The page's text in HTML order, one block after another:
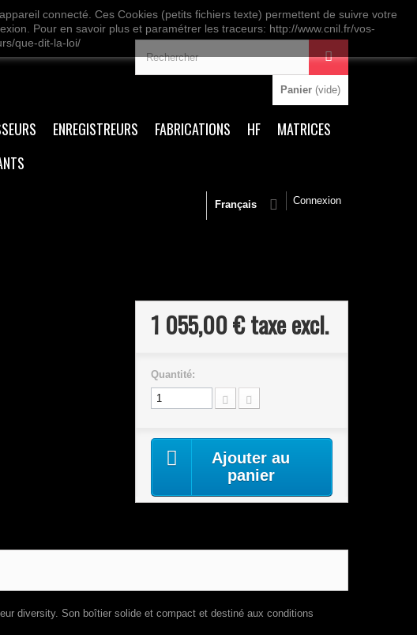
Panier (vide)
ENREGISTREURS FABRICATIONS HF
MATRICES
Connexion
Français
1 055,00 €taxe excl.
Quantité:
Ajouter au
panier
diversity. Son boîtier solide et compact et destiné aux conditions
connecté. Ces Cookies (petits fichiers texte) permettent de suivre votre
Pour en savoir plus et paramétrer les traceurs: http://www.cnil.fr/vos-
que-dit-la-loi/